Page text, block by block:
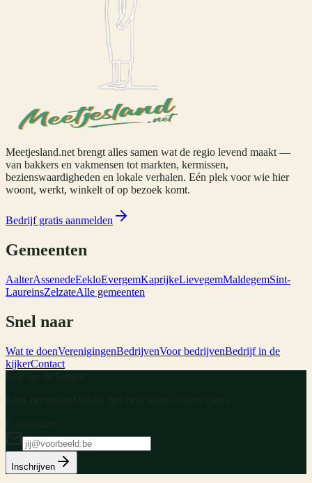
Meetjesland.net brengt alles samen wat de regio levend maakt —
van bakkers en vakmensen tot markten, kermissen,
bezienswaardigheden en lokale verhalen. Eén plek voor wie hier
woont, werkt, winkelt of op bezoek komt.
Bedrijf gratis aanmelden
Gemeenten
AalterAssenedeEekloEvergemKaprijkeLievegemMaldegemSint-
LaureinsZelzateAlle gemeenten
Snel naar
Wat te doenVerenigingenBedrijvenVoor bedrijvenBedrijf in de
kijkerContact
Inschrijven